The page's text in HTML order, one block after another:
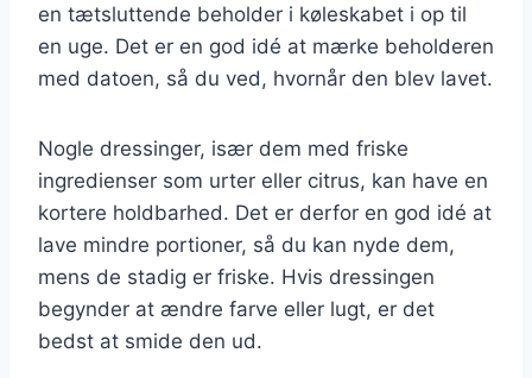
en tætsluttende beholder i køleskabet i op til
en uge. Det er en god idé at mærke beholderen
med datoen, så du ved, hvornår den blev lavet.
Nogle dressinger, især dem med friske
ingredienser som urter eller citrus, kan have en
kortere holdbarhed. Det er derfor en god idé at
lave mindre portioner, så du kan nyde dem,
mens de stadig er friske. Hvis dressingen
begynder at ændre farve eller lugt, er det
bedst at smide den ud.